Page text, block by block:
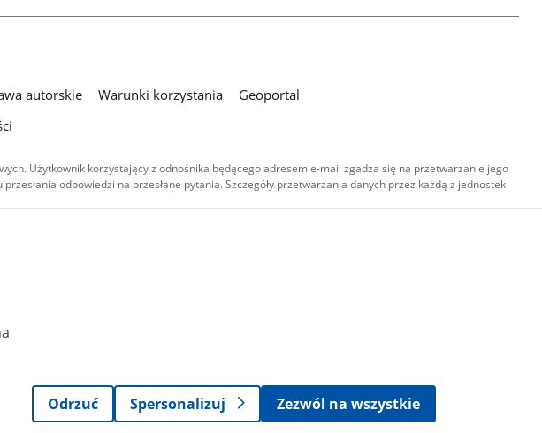
autorskie Warunki korzystania
Geoportal
Użytkownik korzystający z odnośnika będącego adresem e-mail zgadza się na przetwarzanie jego
odpowiedzi na przesłane pytania. Szczegóły przetwarzania danych przez każdą z jednostek
są
- na tych samych
materiały audio i wideo,
użycie niekomercyjne -
inaczej.
Odrzuć
Spersonalizuj Zezwól na wszystkie